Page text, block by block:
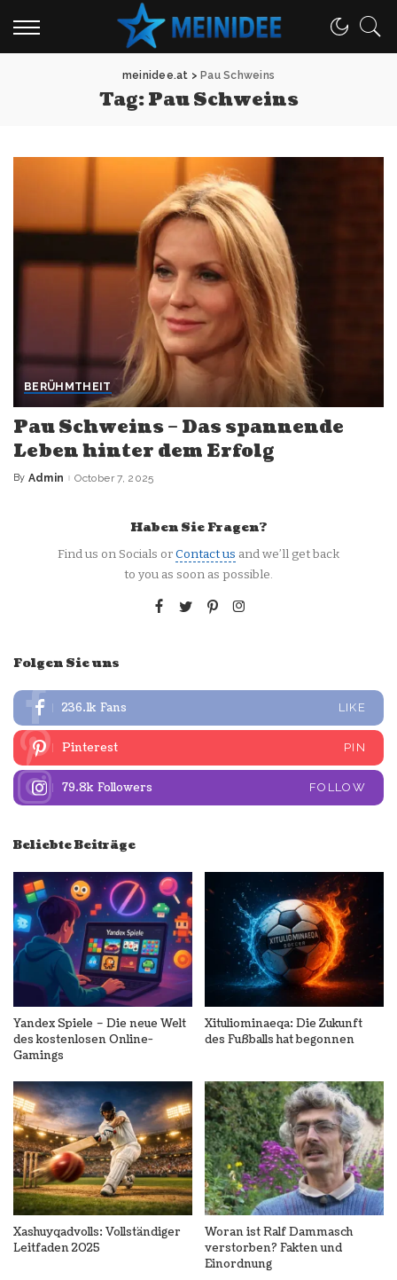
meinidee.at > Pau Schweins
Tag:Pau Schweins
BERÜHMTHEIT
Pau Schweins – Das spannende
Leben hinter dem Erfolg
Posted
By Admin October 7, 2025
Haben Sie Fragen?
Find us on Socials orContact us and we’ll get back
to you as soon as possible.
Folgen Sie uns
236.1k Fans LIKE
Pinterest PIN
79.8k Followers FOLLOW
Beliebte Beiträge
Yandex Spiele – Die neue Welt
des kostenlosen Online-
Gamings
Xituliominaeqa: Die Zukunft
des Fußballs hat begonnen
Xashuyqadvolls: Vollständiger
Leitfaden 2025
Woran ist Ralf Dammasch
verstorben? Fakten und
Einordnung